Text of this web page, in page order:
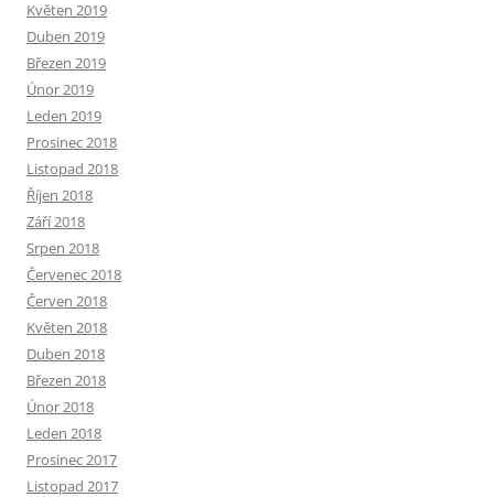
Květen 2019
Duben 2019
Březen 2019
Únor 2019
Leden 2019
Prosinec 2018
Listopad 2018
Říjen 2018
Září 2018
Srpen 2018
Červenec 2018
Červen 2018
Květen 2018
Duben 2018
Březen 2018
Únor 2018
Leden 2018
Prosinec 2017
Listopad 2017